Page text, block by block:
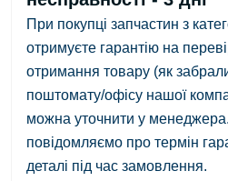
При покупці запчастин з
отримуєте гарантію на
отримання товару (як
поштомату/офісу нашої
можна уточнити у
повідомляємо про термін
деталі під час замовлення.